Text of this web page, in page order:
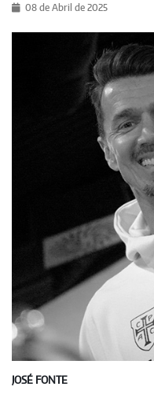
08 de Abril de 2025
JOSÉ FONTE